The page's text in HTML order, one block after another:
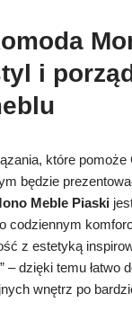
i
które pomoże
będzie
Meble Piaski
codziennym
z estetyką
– dzięki temu łatwo
wnętrz po